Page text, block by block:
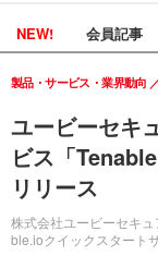
NEW! 会員記事
ユービーセキ
ビス「
リリース
株式会社ユービーセキ
ble.ioクイックスタート
製品・サービス・業界動向